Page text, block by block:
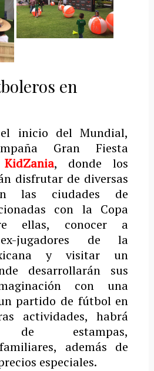
en
inicio del Mundial,
Gran Fiesta
KidZania, donde los
disfrutar de diversas
las ciudades de
con la Copa
ellas, conocer a
jugadores de la
y visitar un
desarrollarán sus
con una
partido de fútbol en
actividades, habrá
de estampas,
además de
especiales.